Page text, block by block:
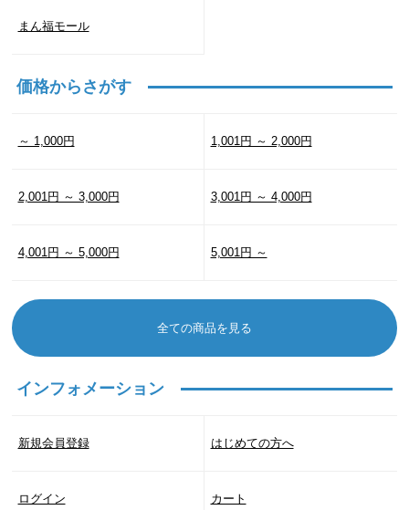
まん福モール
価格からさがす
～ 1,000円 1,001円 ～ 2,000円
2,001円 ～ 3,000円 3,001円 ～ 4,000円
4,001円 ～ 5,000円 5,001円 ～
全ての商品を見る
インフォメーション
新規会員登録 はじめての方へ
ログイン カート